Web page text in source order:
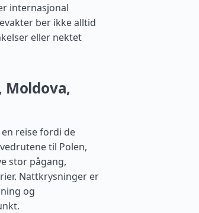
internasjonal
ber ikke alltid
eller nektet
Moldova,
reise fordi de
til Polen,
stor pågang,
Nattkrysninger er
og